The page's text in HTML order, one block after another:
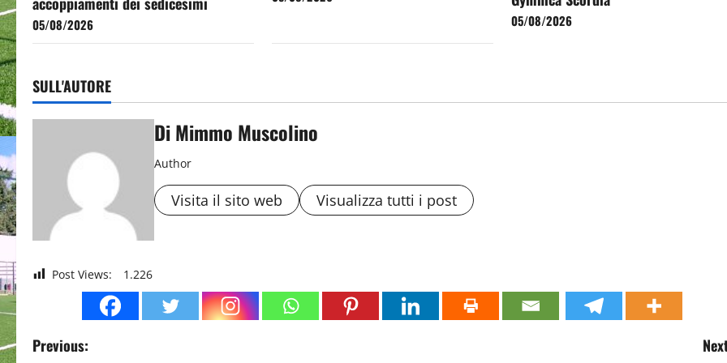
05/08/2026 05/08/2026
SULL'AUTORE
Di Mimmo Muscolino
Author
Visita il sito web Visualizza tutti i post
Post Views: 1.226
P
Previous: